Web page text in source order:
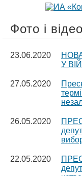
Фото і відео
23.06.2020
У
27.05.2020
26.05.2020
22.05.2020